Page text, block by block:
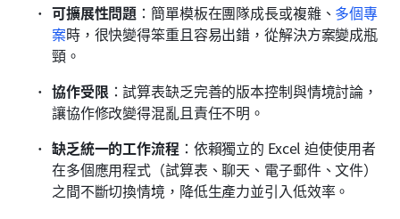
可擴展性問題 ：簡單模板在團隊成長或複雜、 多個專
案時，很快變得笨重且容易出錯，從解決方案變成瓶
頸。
協作受限 ：試算表缺乏完善的版本控制與情境討論，
讓協作修改變得混亂且責任不明。
缺乏統一的工作流程 ：依賴獨立的 Excel 迫使使用者
在多個應用程式（試算表、聊天、電子郵件、文件）
之間不斷切換情境，降低生產力並引入低效率。